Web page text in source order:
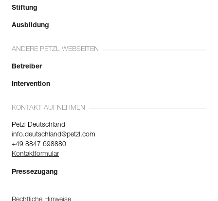
Stiftung
Ausbildung
ANDERE PETZL WEBSEITEN
Betreiber
Intervention
KONTAKT AUFNEHMEN
Petzl Deutschland
info.deutschland@petzl.com
+49 8847 698880
Kontaktformular
Pressezugang